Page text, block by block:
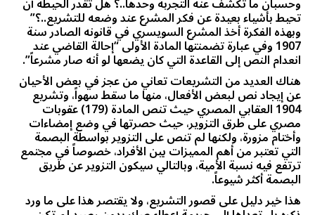
تحيط بأشياء بعيدة عن فكر المشرع عند وضعه للتشريع..؟”
وبهذه الفكرة أخذ المشرع السويسري في قانونه الصادر سنة
1907 وفي عبارة تضمنتها المادة الأولى “إحالة القاضي عند
انعدام النص إلى القاعدة التي كان يضعها لو أنه صار مشرعاً”.
هناك العديد من التشريعات تعاني من عجز في بعض الأحيان
عن إيجاد نص لبعض الأفعال، منها ما سقط سهواً، وتشريع
1904 العقابي المصري حيث تنص المادة (179) عقوبات
مصري على طرق التزوير، حيث حصرتها في وضع إمضاءات
وأختام مزورة، ولكنها لم تنص على التزوير بواسطة البصمة
التي تعتبر من أهم المميزات بين الأفراد، خصوصاً في مجتمع
ترتفع فيه نسبة الأمية، وبالتالي سيكون التزوير عن طريق
البصمة أكثر شيوعاً.
هذا خير دليل على قصور التشريع، ولا يقتصر هذا على ما ورد